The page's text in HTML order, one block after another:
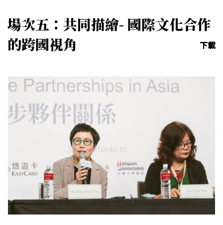
場次五：共同描繪- 國際文化合作
的跨國視角
下載